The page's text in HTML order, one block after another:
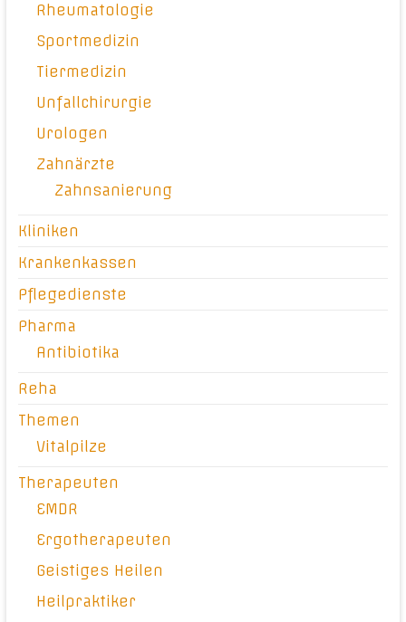
Rheumatologie
Sportmedizin
Tiermedizin
Unfallchirurgie
Urologen
Zahnärzte
Zahnsanierung
Kliniken
Krankenkassen
Pflegedienste
Pharma
Antibiotika
Reha
Themen
Vitalpilze
Therapeuten
EMDR
Ergotherapeuten
Geistiges Heilen
Heilpraktiker